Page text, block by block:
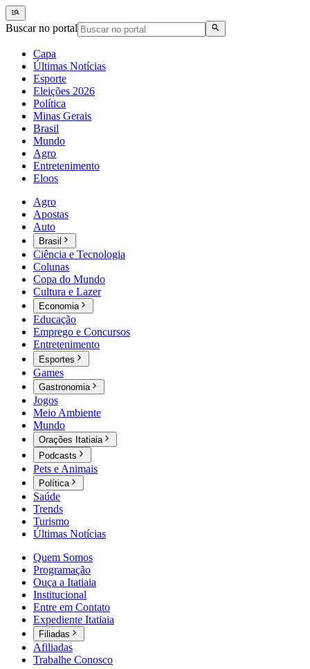
Buscar no portal
Capa
Últimas Notícias
Esporte
Eleições 2026
Política
Minas Gerais
Brasil
Mundo
Agro
Entretenimento
Eloos
Agro
Apostas
Auto
Brasil
Ciência e Tecnologia
Colunas
Copa do Mundo
Cultura e Lazer
Economia
Educação
Emprego e Concursos
Entretenimento
Esportes
Games
Gastronomia
Jogos
Meio Ambiente
Mundo
Orações Itatiaia
Podcasts
Pets e Animais
Política
Saúde
Trends
Turismo
Últimas Notícias
Quem Somos
Programação
Ouça a Itatiaia
Institucional
Entre em Contato
Expediente Itatiaia
Filiadas
Afiliadas
Trabalhe Conosco